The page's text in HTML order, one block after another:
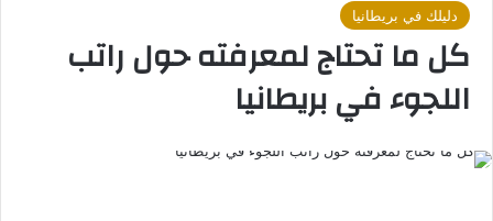
دليلك في بريطانيا
كل ما تحتاج لمعرفته حول راتب
اللجوء في بريطانيا